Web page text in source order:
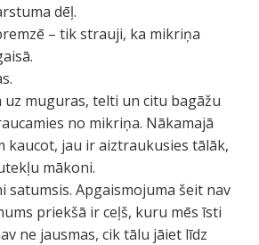
dēļ.
– tik strauji, ka mikriņa
uz muguras, telti un citu bagāžu
no mikriņa. Nākamajā
kaucot, jau ir aiztraukusies tālāk,
mākoni.
satumsis. Apgaismojuma šeit nav
priekšā ir ceļš, kuru mēs īsti
ne jausmas, cik tālu jāiet līdz